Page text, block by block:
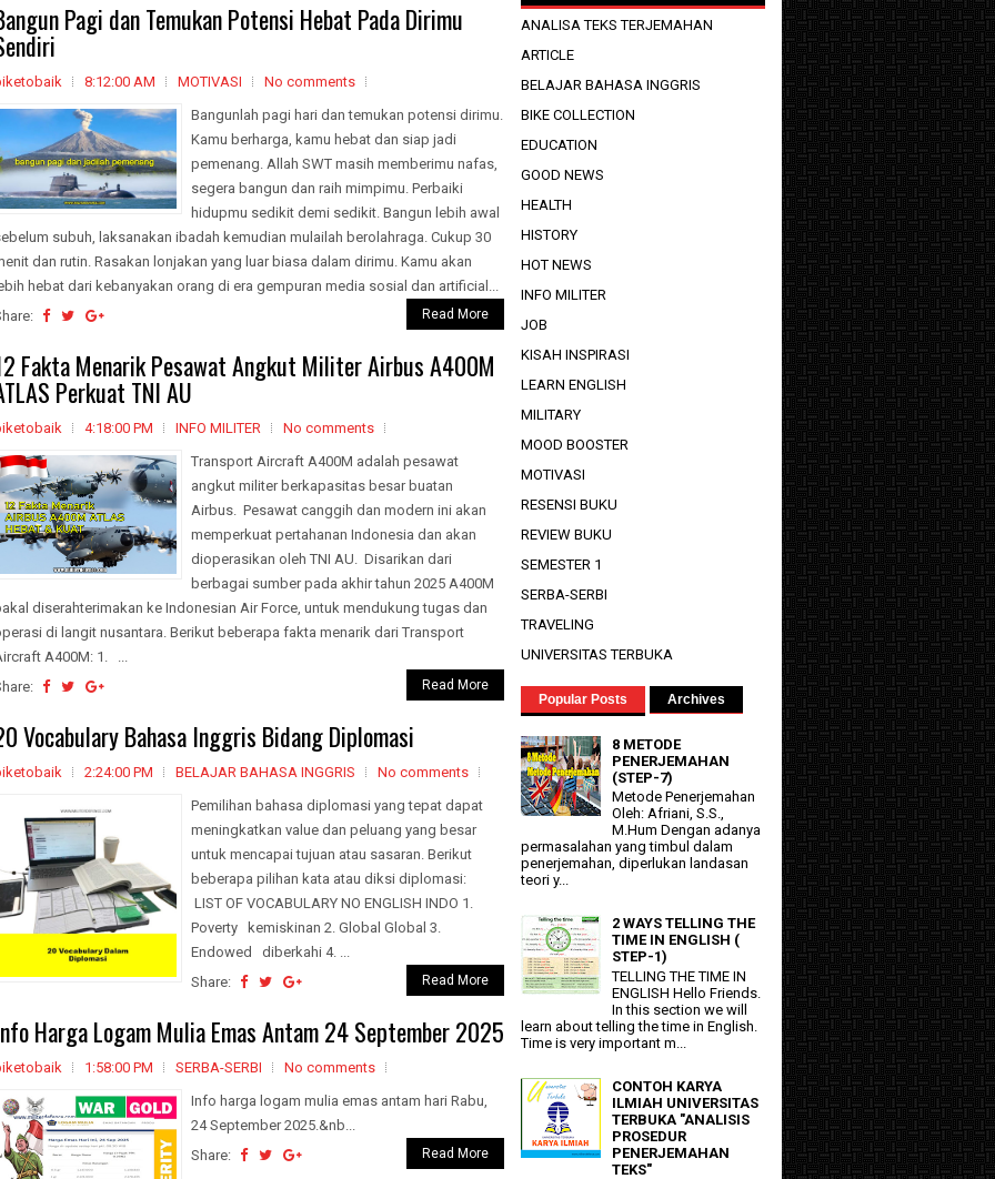
Pagi dan Temukan Potensi Hebat Pada Dirimu
8:12:00 AM MOTIVASI
No comments
Bangunlah pagi hari dan temukan potensi dirimu.
Kamu berharga, kamu hebat dan siap jadi
pemenang. Allah SWT masih memberimu nafas,
segera bangun dan raih mimpimu. Perbaiki
hidupmu sedikit demi sedikit. Bangun lebih awal
subuh, laksanakan ibadah kemudian mulailah berolahraga. Cukup 30
dan rutin. Rasakan lonjakan yang luar biasa dalam dirimu. Kamu akan
hebat dari kebanyakan orang di era gempuran media sosial dan artificial...
Read More
Fakta Menarik Pesawat Angkut Militer Airbus A400M
Perkuat TNI AU
4:18:00 PM INFO MILITER
No comments
Transport Aircraft A400M adalah pesawat
angkut militer berkapasitas besar buatan
Airbus. Pesawat canggih dan modern ini akan
memperkuat pertahanan Indonesia dan akan
dioperasikan oleh TNI AU. Disarikan dari
berbagai sumber pada akhir tahun 2025 A400M
diserahterimakan ke Indonesian Air Force, untuk mendukung tugas dan
di langit nusantara. Berikut beberapa fakta menarik dari Transport
A400M: 1. ...
Read More
Vocabulary Bahasa Inggris Bidang Diplomasi
2:24:00 PM BELAJAR BAHASA INGGRIS
No comments
Pemilihan bahasa diplomasi yang tepat dapat
meningkatkan value dan peluang yang besar
untuk mencapai tujuan atau sasaran. Berikut
beberapa pilihan kata atau diksi diplomasi:
LIST OF VOCABULARY NO ENGLISH INDO 1.
Poverty kemiskinan 2. Global Global 3.
Endowed diberkahi 4. ...
Share:
Read More
Harga Logam Mulia Emas Antam 24 September 2025
1:58:00 PM SERBA-SERBI
No comments
Info harga logam mulia emas antam hari Rabu,
24 September 2025.&nb...
Share:
Read More
ANALISA TEKS TERJEMAHAN
ARTICLE
BELAJAR BAHASA INGGRIS
BIKE COLLECTION
EDUCATION
GOOD NEWS
HEALTH
HISTORY
HOT NEWS
INFO MILITER
JOB
KISAH INSPIRASI
LEARN ENGLISH
MILITARY
MOOD BOOSTER
MOTIVASI
RESENSI BUKU
REVIEW BUKU
SEMESTER 1
SERBA-SERBI
TRAVELING
UNIVERSITAS TERBUKA
Popular Posts Archives
8 METODE
PENERJEMAHAN
(STEP-7)
Metode Penerjemahan
Oleh: Afriani, S.S.,
M.Hum Dengan adanya
permasalahan yang timbul dalam
penerjemahan, diperlukan landasan
teori y...
2 WAYS TELLING THE
TIME IN ENGLISH (
STEP-1)
TELLING THE TIME IN
ENGLISH Hello Friends.
In this section we will
learn about telling the time in English.
Time is very important m...
CONTOH KARYA
ILMIAH UNIVERSITAS
TERBUKA "ANALISIS
PROSEDUR
PENERJEMAHAN
TEKS"